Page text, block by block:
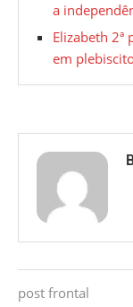
a
Elizabeth 2ª
em
post frontal